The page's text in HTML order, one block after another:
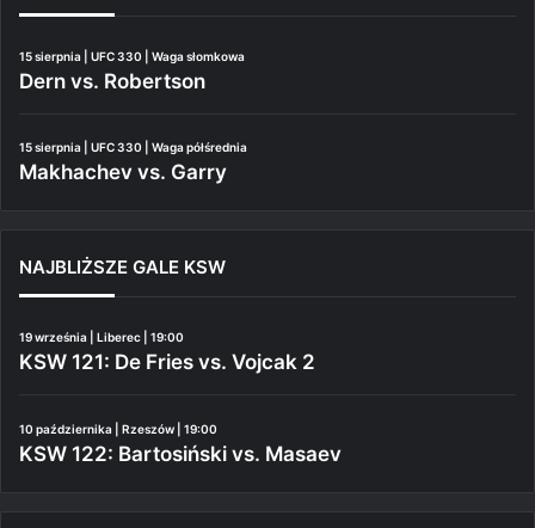
15 sierpnia | UFC 330 | Waga słomkowa
Dern vs. Robertson
15 sierpnia | UFC 330 | Waga półśrednia
Makhachev vs. Garry
NAJBLIŻSZE GALE KSW
19 września | Liberec | 19:00
KSW 121: De Fries vs. Vojcak 2
10 października | Rzeszów | 19:00
KSW 122: Bartosiński vs. Masaev